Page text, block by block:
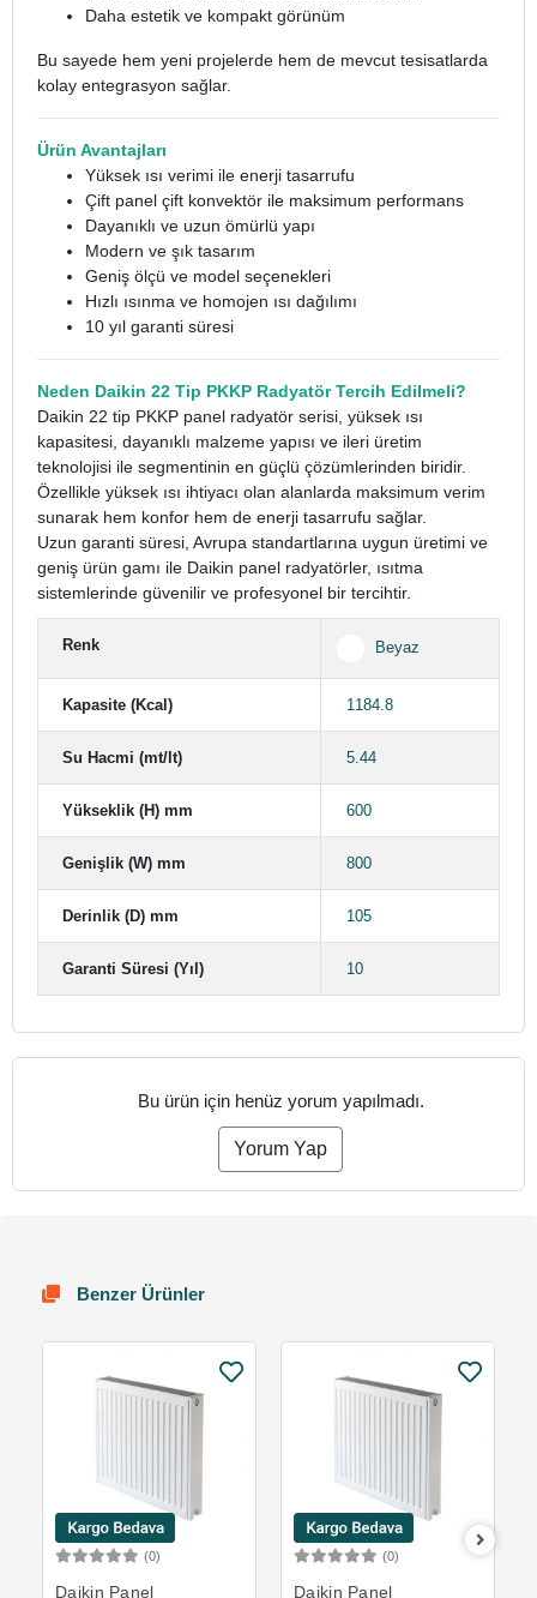
Daha estetik ve kompakt görünüm
Bu sayede hem yeni projelerde hem de mevcut tesisatlarda
kolay entegrasyon sağlar.
Ürün Avantajları
Yüksek ısı verimi ile enerji tasarrufu
Çift panel çift konvektör ile maksimum performans
Dayanıklı ve uzun ömürlü yapı
Modern ve şık tasarım
Geniş ölçü ve model seçenekleri
Hızlı ısınma ve homojen ısı dağılımı
10 yıl garanti süresi
Neden Daikin 22 Tip PKKP Radyatör Tercih Edilmeli?
Daikin 22 tip PKKP panel radyatör serisi, yüksek ısı
kapasitesi, dayanıklı malzeme yapısı ve ileri üretim
teknolojisi ile segmentinin en güçlü çözümlerinden biridir.
Özellikle yüksek ısı ihtiyacı olan alanlarda maksimum verim
sunarak hem konfor hem de enerji tasarrufu sağlar.
Uzun garanti süresi, Avrupa standartlarına uygun üretimi ve
geniş ürün gamı ile Daikin panel radyatörler, ısıtma
sistemlerinde güvenilir ve profesyonel bir tercihtir.
Renk Beyaz
Kapasite (Kcal) 1184.8
Su Hacmi (mt/lt) 5.44
Yükseklik (H) mm 600
Genişlik (W) mm 800
Derinlik (D) mm 105
Garanti Süresi (Yıl) 10
Bu ürün için henüz yorum yapılmadı.
Yorum Yap
Benzer Ürünler
(0)
Daikin Panel
(0)
Daikin Panel